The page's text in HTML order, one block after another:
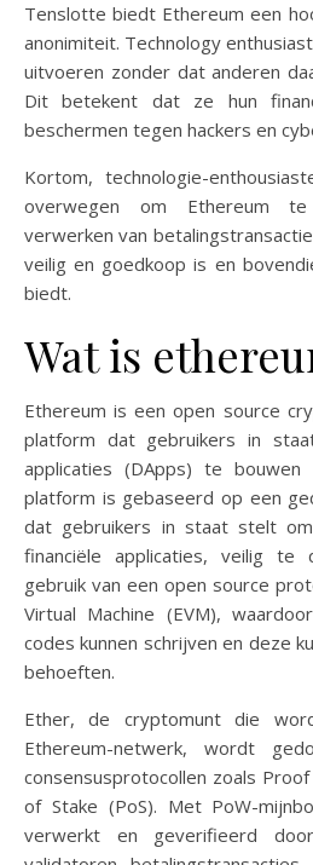
Tenslotte biedt Ethereum een
anonimiteit. Technology
uitvoeren zonder dat anderen
Dit betekent dat ze hun
beschermen tegen hackers en
Kortom, technologie-
overwegen om Ethereum
verwerken van
veilig en goedkoop is en
biedt.
Wat is
Ethereum is een open source
platform dat gebruikers in
applicaties (DApps) te
platform is gebaseerd op een
dat gebruikers in staat stelt
financiële applicaties, veilig te
gebruik van een open source
Virtual Machine (EVM),
codes kunnen schrijven en deze
behoeften.
Ether, de cryptomunt die
Ethereum-netwerk, wordt
consensusprotocollen zoals
of Stake (PoS). Met PoW-
verwerkt en geverifieerd